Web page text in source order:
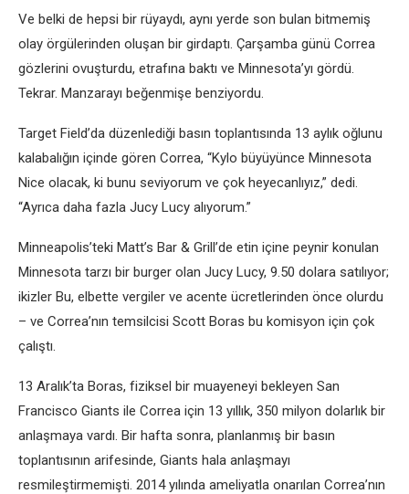
Ve belki de hepsi bir rüyaydı, aynı yerde son bulan bitmemiş
olay örgülerinden oluşan bir girdaptı. Çarşamba günü Correa
gözlerini ovuşturdu, etrafına baktı ve Minnesota’yı gördü.
Tekrar. Manzarayı beğenmişe benziyordu.
Target Field’da düzenlediği basın toplantısında 13 aylık oğlunu
kalabalığın içinde gören Correa, “Kylo büyüyünce Minnesota
Nice olacak, ki bunu seviyorum ve çok heyecanlıyız,” dedi.
“Ayrıca daha fazla Jucy Lucy alıyorum.”
Minneapolis’teki Matt’s Bar & Grill’de etin içine peynir konulan
Minnesota tarzı bir burger olan Jucy Lucy, 9.50 dolara satılıyor;
ikizler Bu, elbette vergiler ve acente ücretlerinden önce olurdu
– ve Correa’nın temsilcisi Scott Boras bu komisyon için çok
çalıştı.
13 Aralık’ta Boras, fiziksel bir muayeneyi bekleyen San
Francisco Giants ile Correa için 13 yıllık, 350 milyon dolarlık bir
anlaşmaya vardı. Bir hafta sonra, planlanmış bir basın
toplantısının arifesinde, Giants hala anlaşmayı
resmileştirmemişti. 2014 yılında ameliyatla onarılan Correa’nın